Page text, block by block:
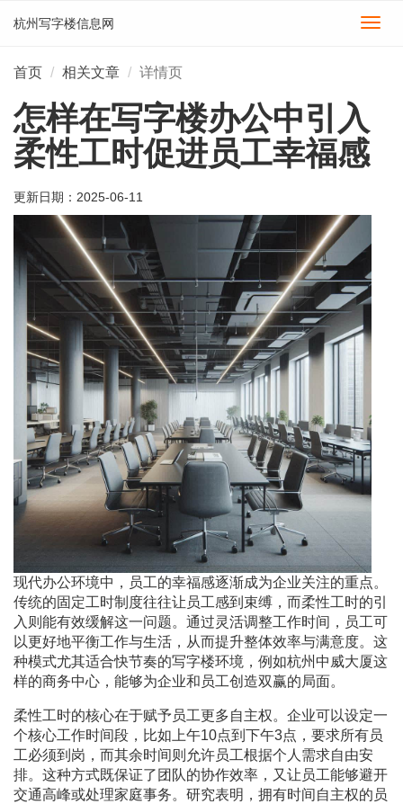
切
杭州写字楼信息网
首页 相关文章 详情页
怎样在写字楼办公中引入
柔性工时促进员工幸福感
更新日期： 2025-06-11
现代办公环境中，员工的幸福感逐渐成为企业关注的重点。
传统的固定工时制度往往让员工感到束缚，而柔性工时的引
入则能有效缓解这一问题。通过灵活调整工作时间，员工可
以更好地平衡工作与生活，从而提升整体效率与满意度。这
种模式尤其适合快节奏的写字楼环境，例如杭州中威大厦这
样的商务中心，能够为企业和员工创造双赢的局面。
柔性工时的核心在于赋予员工更多自主权。企业可以设定一
个核心工作时间段，比如上午10点到下午3点，要求所有员
工必须到岗，而其余时间则允许员工根据个人需求自由安
排。这种方式既保证了团队的协作效率，又让员工能够避开
交通高峰或处理家庭事务。研究表明，拥有时间自主权的员